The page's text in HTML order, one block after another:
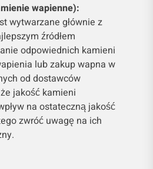
wapienne):
wytwarzane głównie z
źródłem
odpowiednich kamieni
lub zakup wapna w
od dostawców
jakość kamieni
na ostateczną jakość
zwróć uwagę na ich